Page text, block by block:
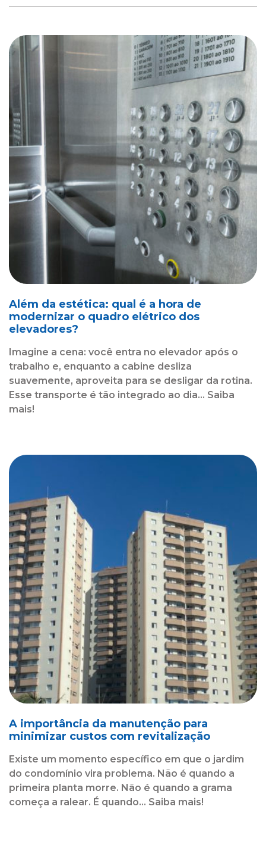
Além da estética: qual é a hora de
modernizar o quadro elétrico dos
elevadores?
Imagine a cena: você entra no elevador após o
trabalho e, enquanto a cabine desliza
suavemente, aproveita para se desligar da rotina.
Esse transporte é tão integrado ao dia... Saiba
mais!
A importância da manutenção para
minimizar custos com revitalização
Existe um momento específico em que o jardim
do condomínio vira problema. Não é quando a
primeira planta morre. Não é quando a grama
começa a ralear. É quando... Saiba mais!